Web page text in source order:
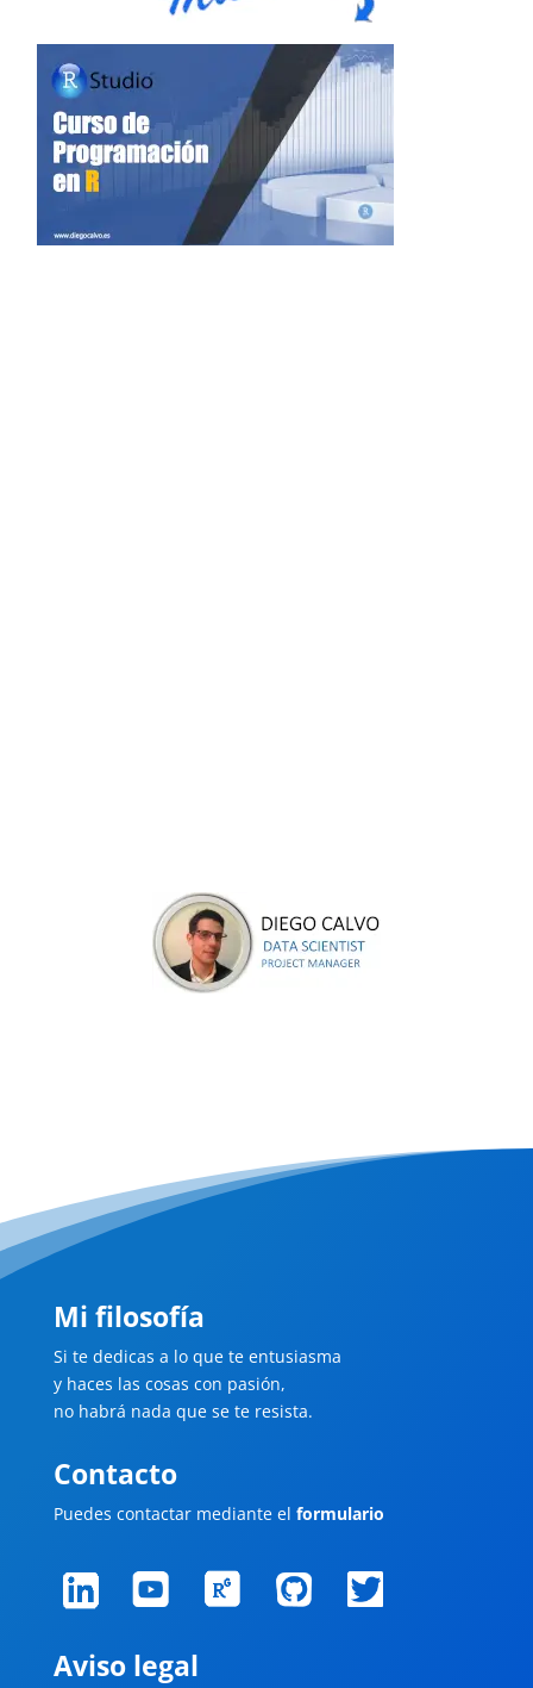
Mi filosofía
Si te dedicas a lo que te entusiasma
y haces las cosas con pasión,
no habrá nada que se te resista.
Contacto
Puedes contactar mediante el formulario
Aviso legal